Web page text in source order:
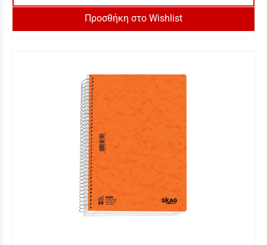
Προσθήκη στο Wishlist